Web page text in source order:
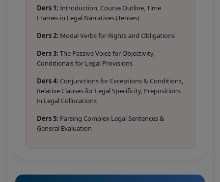
Ders 1: Introduction, Course Outline, Time
Frames in Legal Narratives (Tenses)
Ders 2: Modal Verbs for Rights and Obligations
Ders 3: The Passive Voice for Objectivity,
Conditionals for Legal Provisions
Ders 4: Conjunctions for Exceptions & Conditions,
Relative Clauses for Legal Specificity, Prepositions
in Legal Collocations
Ders 5: Parsing Complex Legal Sentences &
General Evaluation